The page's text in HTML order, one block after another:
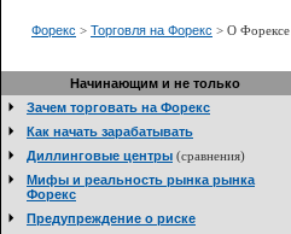
Форекс > Торговля на Форекс > О Форексе
Начинающим и не только
Зачем торговать на Форекс
Как начать зарабатывать
Диллинговые центры (сравнения)
Мифы и реальность рынка рынка
Форекс
Предупреждение о риске